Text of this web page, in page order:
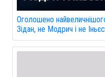
Оголошено
Зідан, не Модрич і не